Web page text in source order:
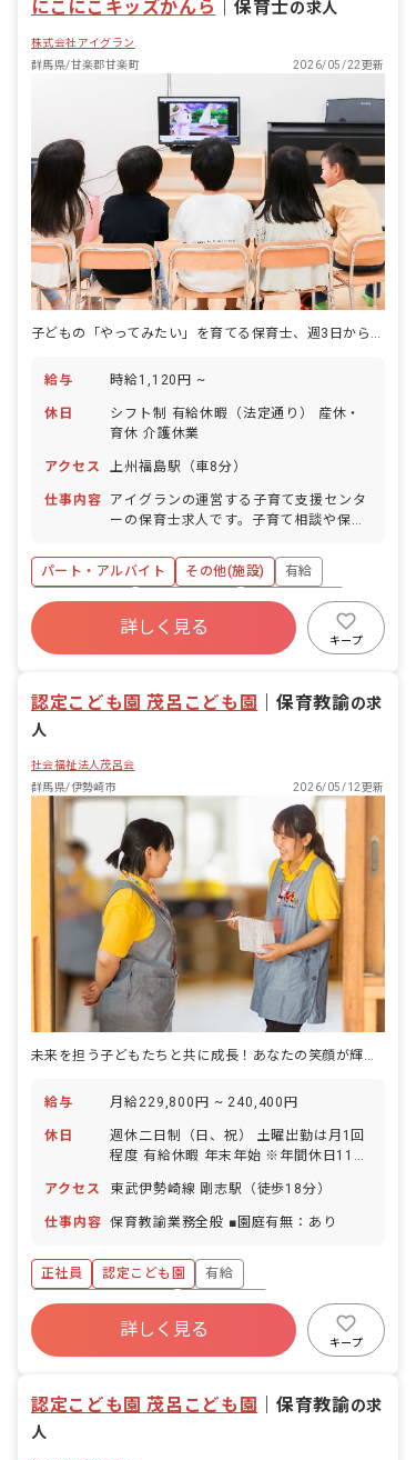
にこにこキッズかんら ｜保育士の求人
株式会社アイグラン
群馬県/甘楽郡甘楽町
2026/05/22更新
子どもの「やってみたい」を育てる保育士、週3日から活躍できます
給与 時給1,120円 ~
休日
シフト制 有給休暇（法定通り） 産休・
育休 介護休業
アクセス 上州福島駅（車8分）
仕事内容
アイグランの運営する子育て支援センタ
ーの保育士求人です。子育て相談や保護
くります。子育ての悩みを少しでも解消
し、前向きに子育てに取り組んでいただ
けるよう安心して利用いただける環境を
つくります。
パート・アルバイト その他(施設)
有給
福利厚生充実
昇給昇進あり
産休育休制度
研修充実
詳しく見る
キープ
認定こども園 茂呂こども園 保育教諭の求
人
社会福祉法人茂呂会
群馬県/伊勢崎市
2026/05/12更新
未来を担う子どもたちと共に成長！あなたの笑顔が輝く、やりがいあふれる毎日を。
給与 月給229,800円 ~ 240,400円
休日
週休二日制（日、祝） 土曜出勤は月1回
程度 有給休暇 年末年始 ※年間休日110
アクセス
東武伊勢崎線 剛志駅（徒歩18分）
仕事内容 保育教諭業務全般 ■園庭有無：あり
正社員 認定こども園
有給
ボーナス・賞与あり
残業少なめ
昇給昇進あり
社会福祉法人
車通勤可
詳しく見る
キープ
認定こども園 茂呂こども園 保育教諭の求
人